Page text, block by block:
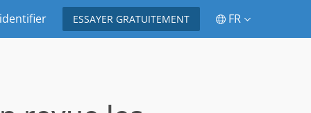
ESSAYER GRATUITEMENT FR